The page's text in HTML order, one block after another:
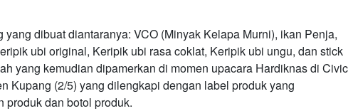
yang dibuat diantaranya: VCO (Minyak Kelapa Murni), ikan Penja,
ubi original, Keripik ubi rasa coklat, Keripik ubi ungu, dan stick
yang kemudian dipamerkan di momen upacara Hardiknas di Civic
Kupang (2/5) yang dilengkapi dengan label produk yang
produk dan botol produk.